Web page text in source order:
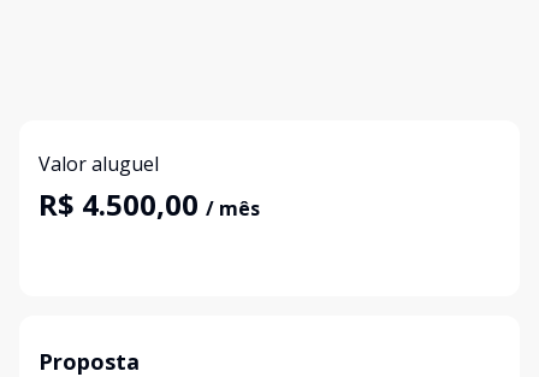
Valor aluguel
R$ 4.500,00 / mês
Proposta